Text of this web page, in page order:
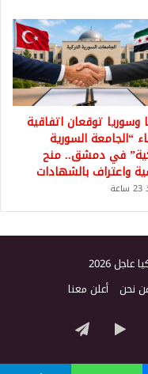
وسوريا توقعان اتفاقية
“الجامعة السورية
في دمشق.. منح
واعتراف بالشهادات
2026
نحن أعلن معنا
‏Google
Play
تيلقرام